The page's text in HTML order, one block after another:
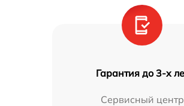
Гарантия до 3-х
Сервисный центр